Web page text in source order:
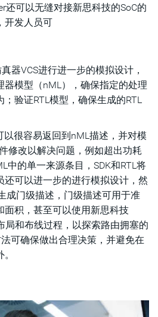
还可以无缝对接新思科技的SoC的
开发人员可
器VCS进行进一步的模拟设计，
器模型（nML），确保指定的处理
验证RTL模型，确保生成的RTL
很容易返回到nML描述，并对模
修改以解决问题，例如超出功耗
中的单一来源条目，SDK和RTL将
还可以进一步的进行模拟设计，然
成门级描述，门级描述可用于准
面积，甚至可以使用新思科技
局和布线过程，以探索路由拥塞的
法可确保做出合理决策，并避免在